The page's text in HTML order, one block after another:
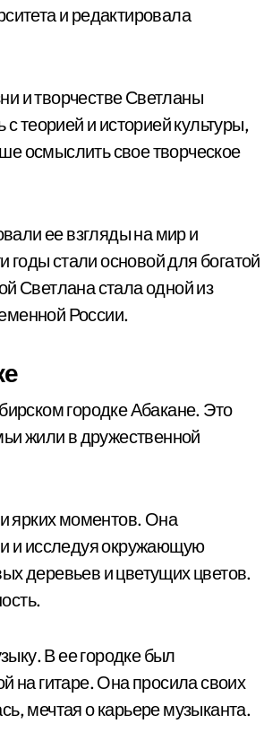
и редактировала
и творчестве Светланы
теорией и историей культуры,
осмыслить свое творческое
ее взгляды на мир и
годы стали основой для богатой
Светлана стала одной из
России.
городке Абакане. Это
жили в дружественной
ярких моментов. Она
и исследуя окружающую
деревьев и цветущих цветов.
В ее городке был
на гитаре. Она просила своих
мечтая о карьере музыканта.